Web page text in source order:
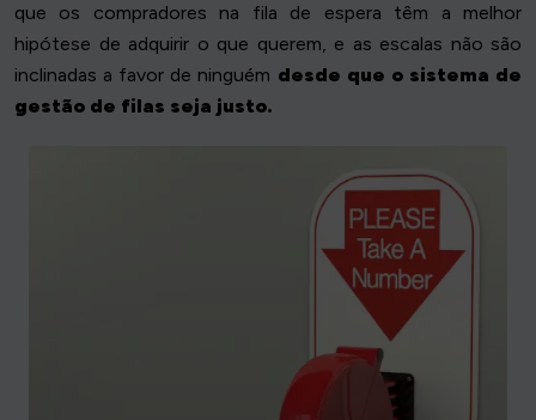
que os compradores na fila de espera têm a melhor
hipótese de adquirir o que querem, e as escalas não são
inclinadas a favor de ninguém desde que o sistema de
gestão de filas seja justo.